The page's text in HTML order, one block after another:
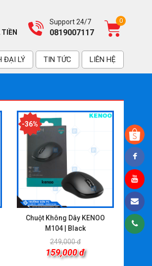
Support 24/7
0819007117
0
ĐẠI LÝ TIN TỨC LIÊN HỆ
-36%
Chuột Không Dây KENOO
M104 | Black
249,000 đ
159,000 đ